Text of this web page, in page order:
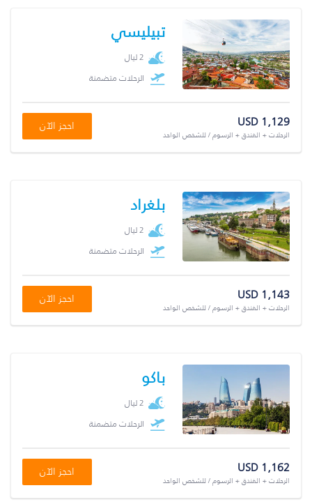
تبيليسي
2 ليال
الرحلات متضمنة
USD 1,129
الرحلات + الفندق + الرسوم / للشخص الواحد
احجز الآن
بلغراد
2 ليال
الرحلات متضمنة
USD 1,143
الرحلات + الفندق + الرسوم / للشخص الواحد
احجز الآن
باكو
2 ليال
الرحلات متضمنة
USD 1,162
الرحلات + الفندق + الرسوم / للشخص الواحد
احجز الآن